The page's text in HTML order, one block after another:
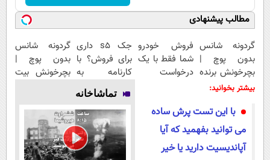
مطالب پیشنهادی
گردونه شانس
بدون پوچ |
بچرخونش برنده
شو! 🔥😍
فروش خودرو
شما فقط با یک
درخواست
جک s5 داری
برای فروش؟ با
کارنامه به
بهترین قیمت
بفروش!
گردونه شانس
بدون پوچ |
بچرخونش بیت
بیشتر بخوانید:
با این تست پرش ساده
می توانید بفهمید که آیا
آپاندیسیت دارید یا خیر
تماشاخانه